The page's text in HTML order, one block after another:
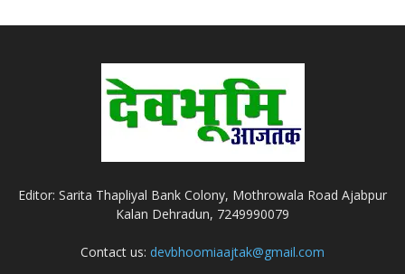
Editor: Sarita Thapliyal Bank Colony, Mothrowala Road Ajabpur
Kalan Dehradun, 7249990079
Contact us: devbhoomiaajtak@gmail.com